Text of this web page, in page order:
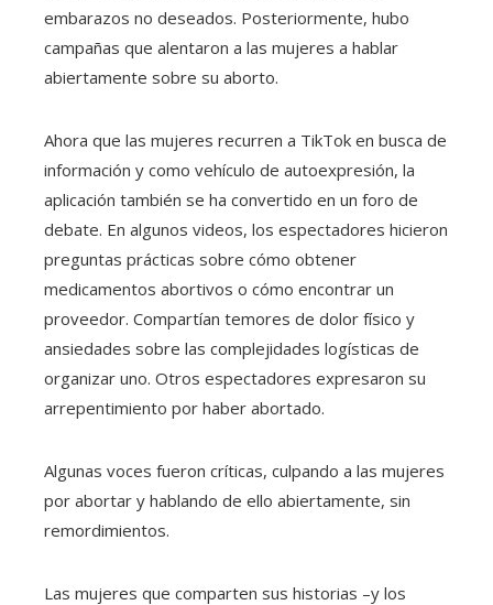
embarazos no deseados. Posteriormente, hubo
campañas que alentaron a las mujeres a hablar
abiertamente sobre su aborto.
Ahora que las mujeres recurren a TikTok en busca de
información y como vehículo de autoexpresión, la
aplicación también se ha convertido en un foro de
debate. En algunos videos, los espectadores hicieron
preguntas prácticas sobre cómo obtener
medicamentos abortivos o cómo encontrar un
proveedor. Compartían temores de dolor físico y
ansiedades sobre las complejidades logísticas de
organizar uno. Otros espectadores expresaron su
arrepentimiento por haber abortado.
Algunas voces fueron críticas, culpando a las mujeres
por abortar y hablando de ello abiertamente, sin
remordimientos.
Las mujeres que comparten sus historias –y los